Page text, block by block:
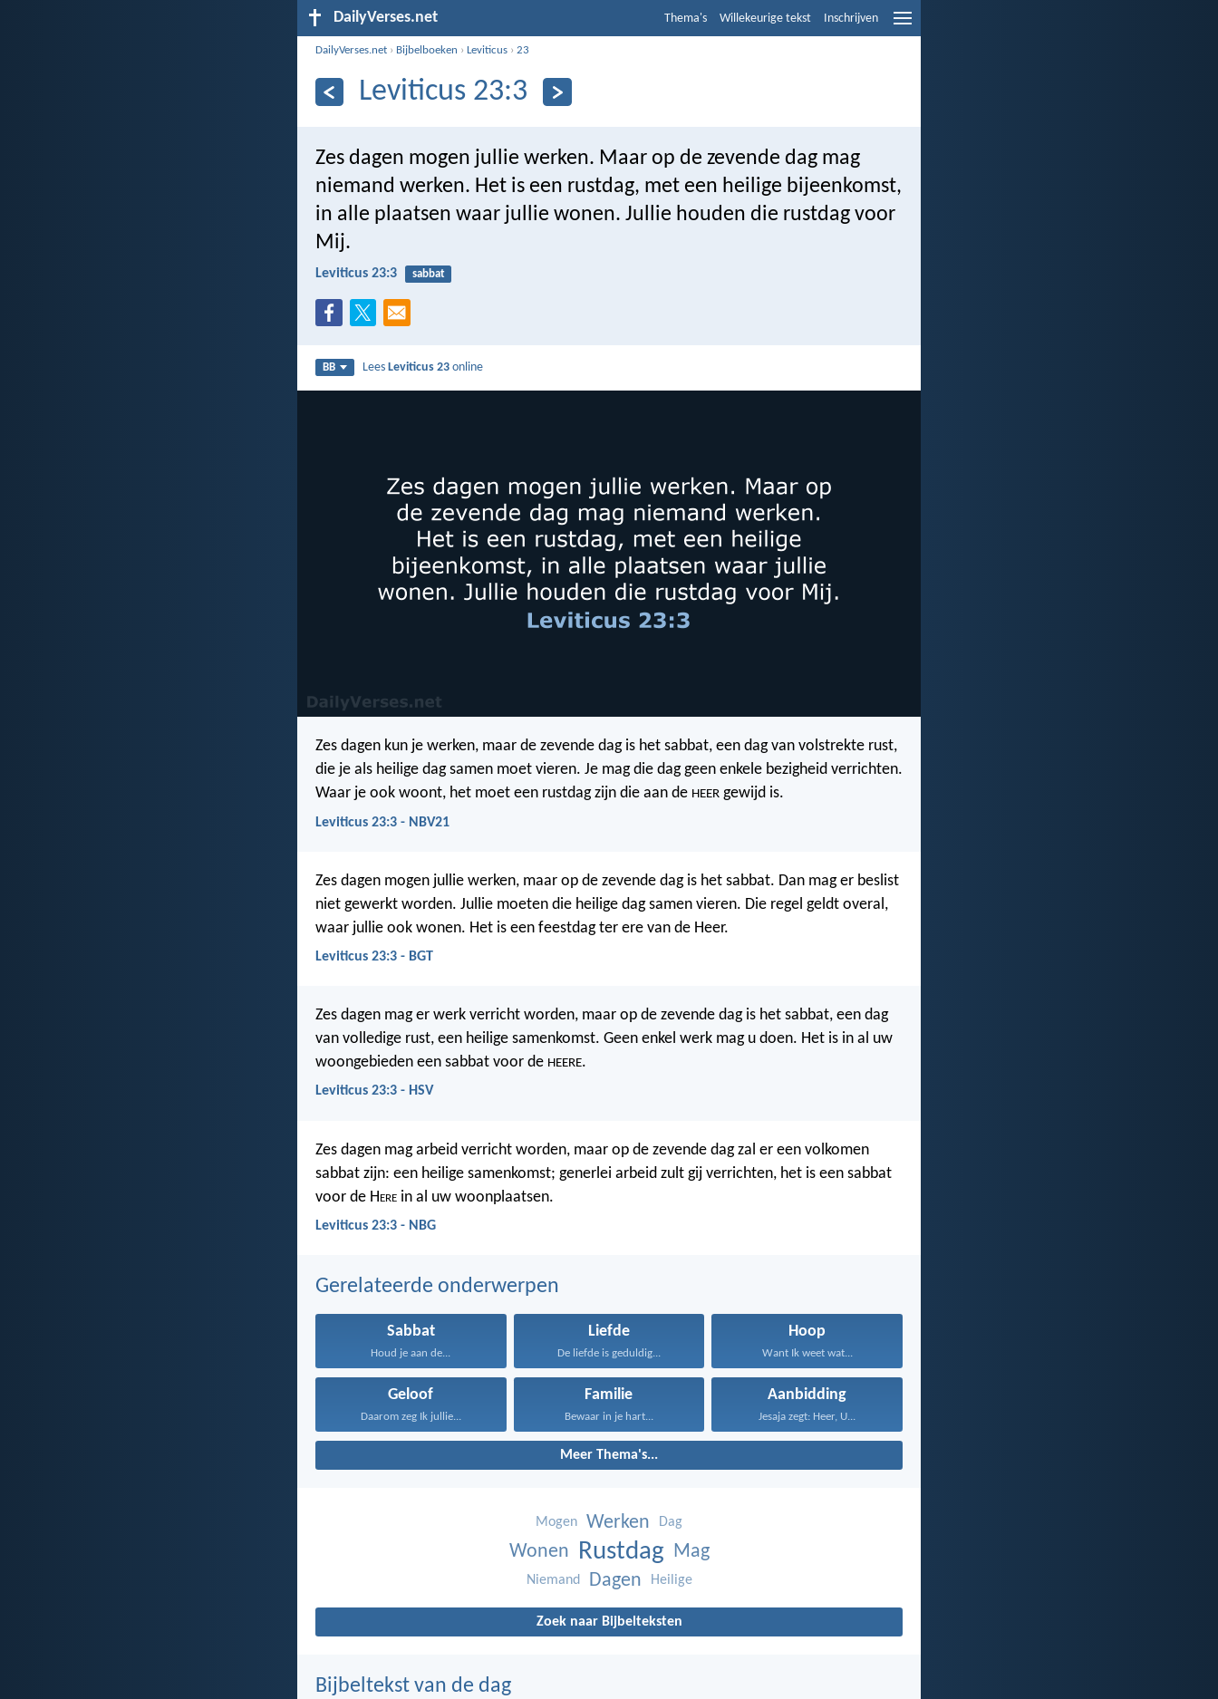
DailyVerses.net Thema's Willekeurige tekst Inschrijven
DailyVerses.net › Bijbelboeken ›Leviticus ›23
Leviticus 23:3
Zes dagen mogen jullie werken. Maar op de zevende dag mag
niemand werken. Het is een rustdag, met een heilige bijeenkomst,
in alle plaatsen waar jullie wonen. Jullie houden die rustdag voor
Mij.
Leviticus 23:3 sabbat
BB LeesLeviticus 23 online
Zes dagen kun je werken, maar de zevende dag is het sabbat, een dag van volstrekte rust,
die je als heilige dag samen moet vieren. Je mag die dag geen enkele bezigheid verrichten.
Waar je ook woont, het moet een rustdag zijn die aan de HEER gewijd is.
Leviticus 23:3 - NBV21
Zes dagen mogen jullie werken, maar op de zevende dag is het sabbat. Dan mag er beslist
niet gewerkt worden. Jullie moeten die heilige dag samen vieren. Die regel geldt overal,
waar jullie ook wonen. Het is een feestdag ter ere van de Heer.
Leviticus 23:3 - BGT
Zes dagen mag er werk verricht worden, maar op de zevende dag is het sabbat, een dag
van volledige rust, een heilige samenkomst. Geen enkel werk mag u doen. Het is in al uw
woongebieden een sabbat voor de HEERE.
Leviticus 23:3 - HSV
Zes dagen mag arbeid verricht worden, maar op de zevende dag zal er een volkomen
sabbat zijn: een heilige samenkomst; generlei arbeid zult gij verrichten, het is een sabbat
voor de Here in al uw woonplaatsen.
Leviticus 23:3 - NBG
Gerelateerde onderwerpen
Sabbat
Houd je aan de...
Liefde
De liefde is geduldig...
Hoop
Want Ik weet wat...
Geloof
Daarom zeg Ik jullie...
Familie
Bewaar in je hart...
Aanbidding
Jesaja zegt: Heer, U...
Meer Thema's...
Mogen Werken Dag
Wonen Rustdag Mag
Niemand Dagen Heilige
Zoek naar Bijbelteksten
Bijbeltekst van de dag